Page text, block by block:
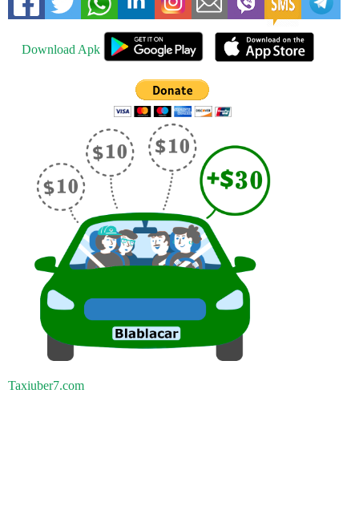
Download Apk
Taxiuber7.com